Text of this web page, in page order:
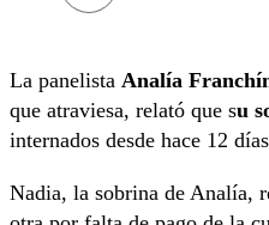
La panelista Analía
que atraviesa, relató que su
internados desde hace 12
Nadia, la sobrina de Analía,